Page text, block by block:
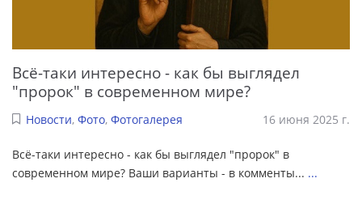
Всё-таки интересно - как бы выглядел
"пророк" в современном мире?
Новости, Фото, Фотогалерея 16 июня 2025 г.
Всё-таки интересно - как бы выглядел "пророк" в
современном мире? Ваши варианты - в комменты... ...